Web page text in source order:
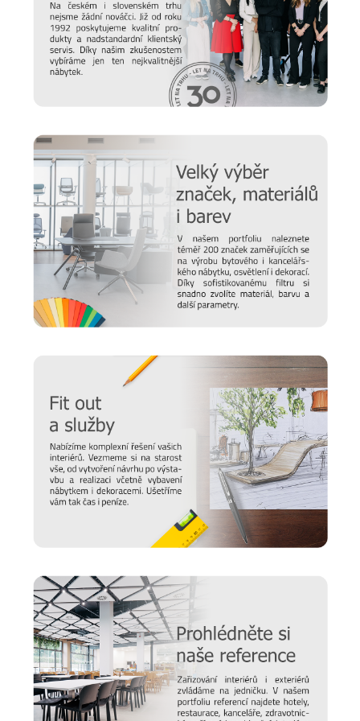
V systému UNI najdete jakstandardní křídlová dvířkana
kvalitních kovových závěsech, tak
posuvné dveře, plastové
čiskleněná dvířka.
Základny, sokly a podnože
Ke každé skříni si nakonec zvolíte vhodnou základnu. Vybírat
můžete z
rektifikovatelných kluzáků, soklů, koleček či
kovových nožek.
Úchytky
jsou k dispozici ve dvou tvarech ve
standardních barvách NARBUTAS.